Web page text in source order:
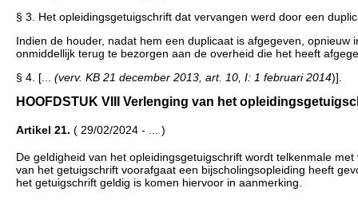
§ 3. Het opleidingsgetuigschrift dat vervangen werd door een
Indien de houder, nadat hem een duplicaat is afgegeven,
onmiddellijk terug te bezorgen aan de overheid die het heeft
§ 4. [... (verv. KB 21 december 2013, art. 10, I: 1 februari 2014)].
HOOFDSTUK VIII Verlenging van het
Artikel 21. ( 29/02/2024 - ... )
De geldigheid van het opleidingsgetuigschrift wordt telkenmale
van het getuigschrift voorafgaat een bijscholingsopleiding heeft
het getuigschrift geldig is komen hiervoor in aanmerking.